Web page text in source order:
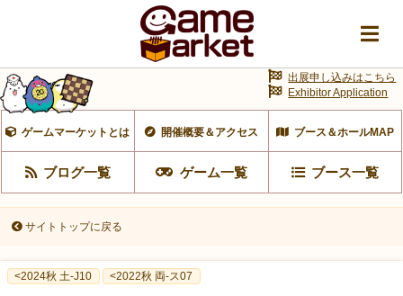
ゲームマーケットとは 開催概要＆アクセス ブース＆ホールMAP
ブログ一覧 ゲーム一覧 ブース一覧
出展申し込みはこちら
Exhibitor Application
サイトトップに戻る
<2024秋 土-J10 <2022秋 両-ス07